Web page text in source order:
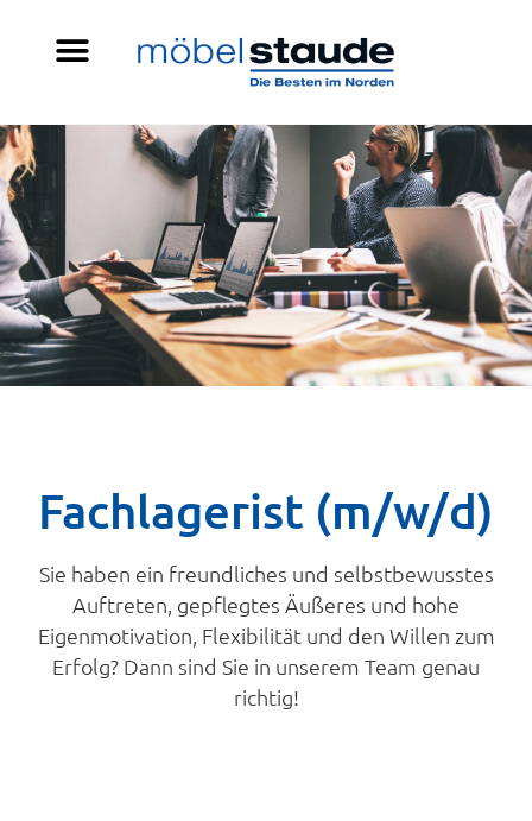
Fachlagerist (m/w/d)
Sie haben ein freundliches und selbstbewusstes
Auftreten, gepflegtes Äußeres und hohe
Eigenmotivation, Flexibilität und den Willen zum
Erfolg? Dann sind Sie in unserem Team genau
richtig!